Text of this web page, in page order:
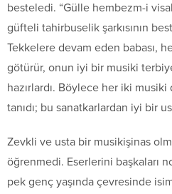
besteledi. “Gülle hembezm-i
güfteli tahirbuselik şarkısının
Tekkelere devam eden babası,
götürür, onun iyi bir musiki
hazırlardı. Böylece her iki musiki
tanıdı; bu sanatkarlardan iyi bir
Zevkli ve usta bir musikişinas
öğrenmedi. Eserlerini başkaları
pek genç yaşında çevresinde isim